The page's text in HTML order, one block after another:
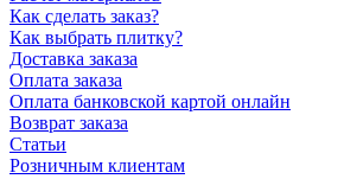
Как сделать заказ?
Как выбрать плитку?
Доставка заказа
Оплата заказа
Оплата банковской картой онлайн
Возврат заказа
Статьи
Розничным клиентам